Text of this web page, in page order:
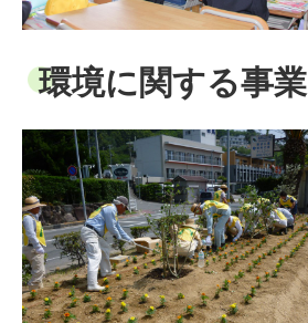
環境に関する事業